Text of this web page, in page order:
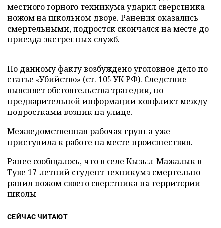
местного горного техникума ударил сверстника
ножом на школьном дворе. Ранения оказались
смертельными, подросток скончался на месте до
приезда экстренных служб.
По данному факту возбуждено уголовное дело по
статье «Убийство» (ст. 105 УК РФ). Следствие
выясняет обстоятельства трагедии, по
предварительной информации конфликт между
подростками возник на улице.
Межведомственная рабочая группа уже
приступила к работе на месте происшествия.
Ранее сообщалось, что в селе Кызыл-Мажалык в
Туве 17-летний студент техникума смертельно
ранилножом своего сверстника на территории
школы.
СЕЙЧАС ЧИТАЮТ